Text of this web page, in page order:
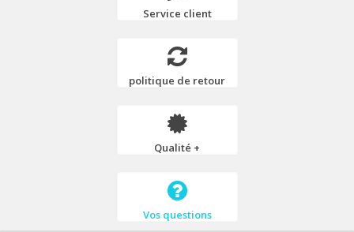
Service client
politique de retour
Qualité +
Vos questions